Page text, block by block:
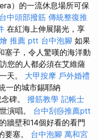
）的一流休息場所可保
台中頭部撥筋 傳統整復推
在紅海上伸展陽光，享
推薦 ptt 台中泡腳 如果
塞子，令人驚嘆的海洋動
您的人都必須在艾維薩
天。 大甲按摩 戶外婚禮
一的城市錫耶納
碑。 撥筋教學 記帳士
演唱。 台中刮痧推薦ptt
牆壁和14個好看的看門
要塞。 台中泡腳 萬和宮